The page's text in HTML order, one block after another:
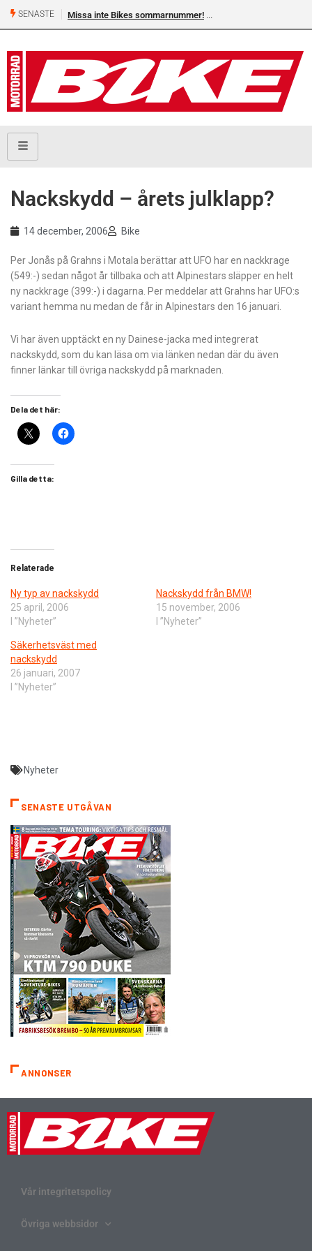
SENASTE Missa inte Bikes sommarnummer!
Nackskydd – årets julklapp?
14 december, 2006 Bike
Per Jonås på Grahns i Motala berättar att UFO har en nackkrage
(549:-) sedan något år tillbaka och att Alpinestars släpper en helt
ny nackkrage (399:-) i dagarna. Per meddelar att Grahns har UFO:s
variant hemma nu medan de får in Alpinestars den 16 januari.
Vi har även upptäckt en ny Dainese-jacka med integrerat
nackskydd, som du kan läsa om via länken nedan där du även
finner länkar till övriga nackskydd på marknaden.
Dela det här:
Gilla detta:
Relaterade
Ny typ av nackskydd
25 april, 2006
I ”Nyheter”
Nackskydd från BMW!
15 november, 2006
I ”Nyheter”
Säkerhetsväst med
nackskydd
26 januari, 2007
I ”Nyheter”
Nyheter
SENASTE UTGÅVAN
ANNONSER
Vår integritetspolicy
Övriga webbsidor